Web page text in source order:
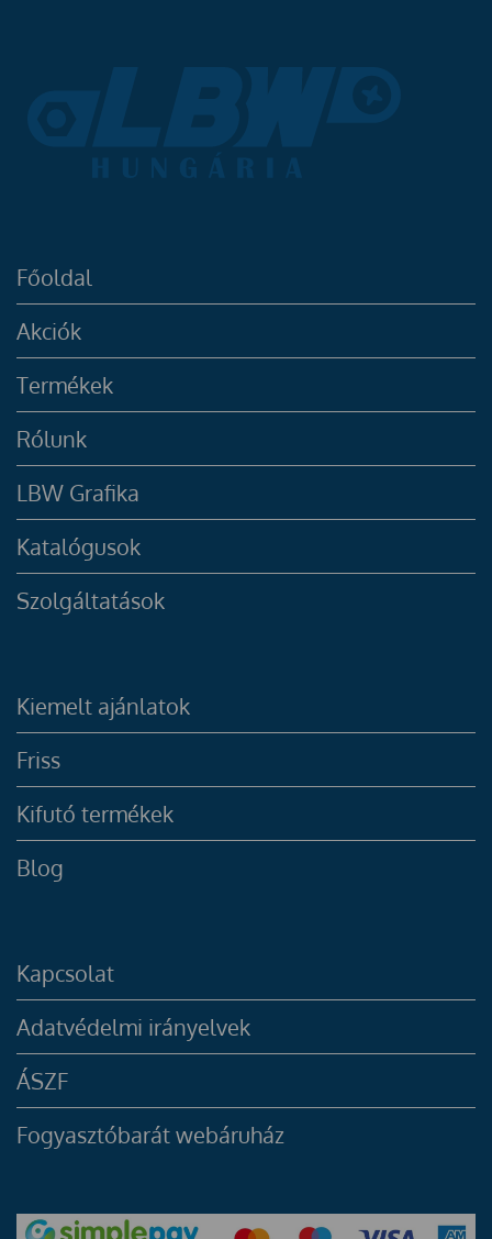
Főoldal
Akciók
Termékek
Rólunk
LBW Grafika
Katalógusok
Szolgáltatások
Kiemelt ajánlatok
Friss
Kifutó termékek
Blog
Kapcsolat
Adatvédelmi irányelvek
ÁSZF
Fogyasztóbarát webáruház